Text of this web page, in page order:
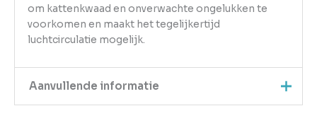
om kattenkwaad en onverwachte ongelukken te
voorkomen en maakt het tegelijkertijd
luchtcirculatie mogelijk.
Aanvullende informatie